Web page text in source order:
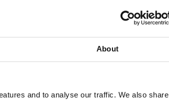
About
and to analyse our traffic. We also share